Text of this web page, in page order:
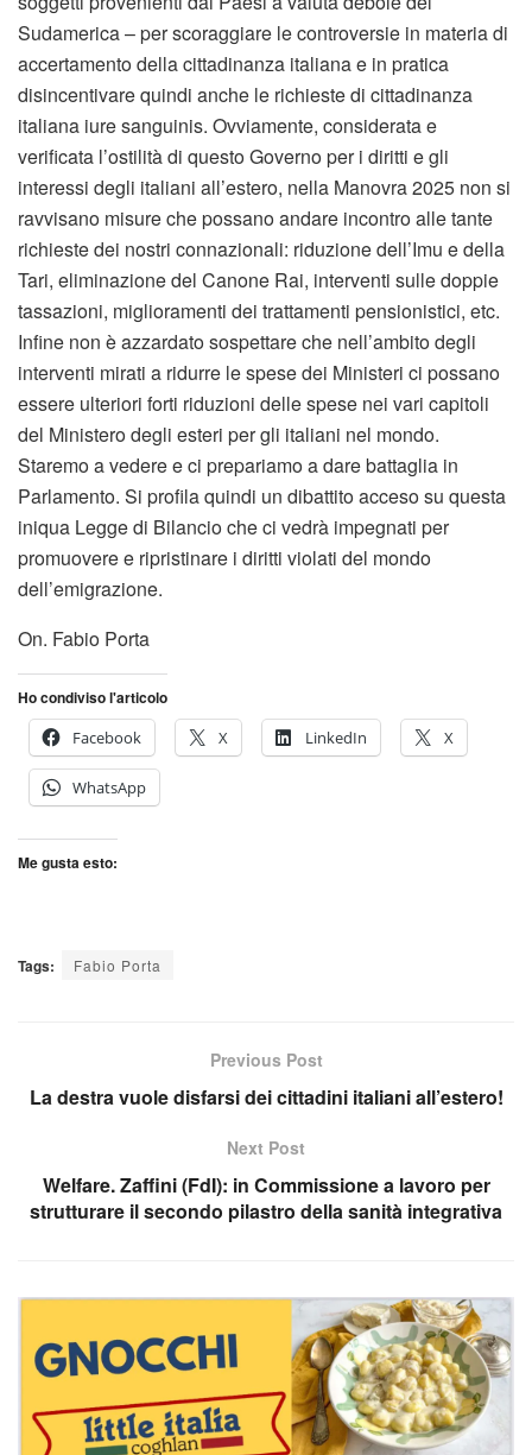
Sudamerica – per scoraggiare le controversie in materia di
accertamento della cittadinanza italiana e in pratica
disincentivare quindi anche le richieste di cittadinanza
italiana iure sanguinis. Ovviamente, considerata e
verificata l’ostilità di questo Governo per i diritti e gli
interessi degli italiani all’estero, nella Manovra 2025 non si
ravvisano misure che possano andare incontro alle tante
richieste dei nostri connazionali: riduzione dell’Imu e della
Tari, eliminazione del Canone Rai, interventi sulle doppie
tassazioni, miglioramenti dei trattamenti pensionistici, etc.
Infine non è azzardato sospettare che nell’ambito degli
interventi mirati a ridurre le spese dei Ministeri ci possano
essere ulteriori forti riduzioni delle spese nei vari capitoli
del Ministero degli esteri per gli italiani nel mondo.
Staremo a vedere e ci prepariamo a dare battaglia in
Parlamento. Si profila quindi un dibattito acceso su questa
iniqua Legge di Bilancio che ci vedrà impegnati per
promuovere e ripristinare i diritti violati del mondo
dell’emigrazione.
On. Fabio Porta
Ho condiviso l'articolo
Facebook
X LinkedIn X
WhatsApp
Me gusta esto:
Tags: Fabio Porta
Previous Post
La destra vuole disfarsi dei cittadini italiani all’estero!
Next Post
Welfare. Zaffini (FdI): in Commissione a lavoro per
strutturare il secondo pilastro della sanità integrativa